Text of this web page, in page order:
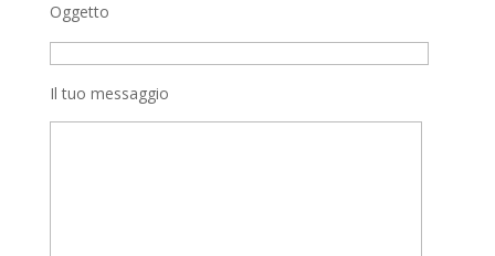
Oggetto
Il tuo messaggio